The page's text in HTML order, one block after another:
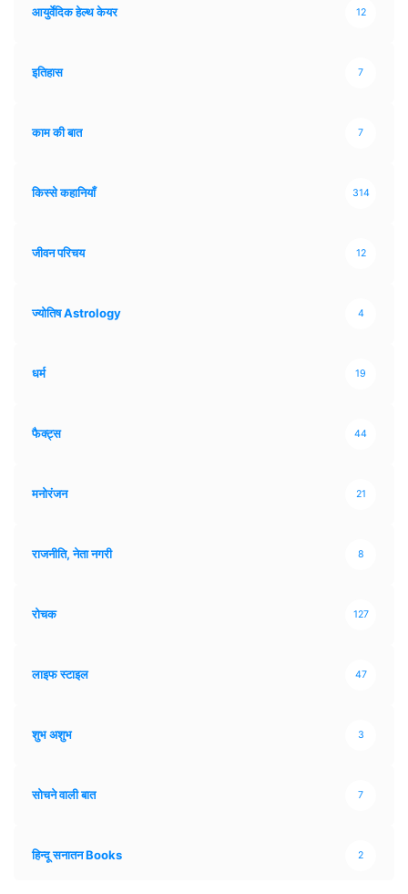
आयुर्वेदिक हेल्थ केयर 12
इतिहास 7
काम की बात 7
किस्से कहानियाँ 314
जीवन परिचय 12
ज्योतिष Astrology 4
धर्म 19
फैक्ट्स 44
मनोरंजन 21
राजनीति, नेता नगरी 8
रोचक 127
लाइफ स्टाइल 47
शुभ अशुभ 3
सोचने वाली बात 7
हिन्दू सनातन Books 2